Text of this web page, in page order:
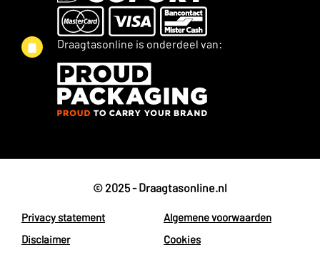
Draagtasonline is onderdeel van:
© 2025 - Draagtasonline.nl
Privacy statement
Algemene voorwaarden
Disclaimer
Cookies